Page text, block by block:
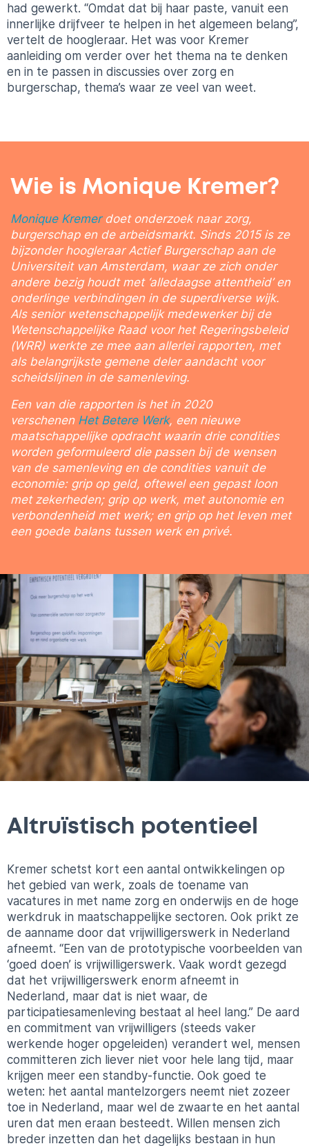
had gewerkt. “Omdat dat bij haar paste, vanuit een
innerlijke drijfveer te helpen in het algemeen belang”,
vertelt de hoogleraar. Het was voor Kremer
aanleiding om verder over het thema na te denken
en in te passen in discussies over zorg en
burgerschap, thema’s waar ze veel van weet.
Wie is Monique Kremer?
Monique Kremerdoet onderzoek naar zorg,
burgerschap en de arbeidsmarkt. Sinds 2015 is ze
bijzonder hoogleraar Actief Burgerschap aan de
Universiteit van Amsterdam, waar ze zich onder
andere bezig houdt met ‘alledaagse attentheid’ en
onderlinge verbindingen in de superdiverse wijk.
Als senior wetenschappelijk medewerker bij de
Wetenschappelijke Raad voor het Regeringsbeleid
(WRR) werkte ze mee aan allerlei rapporten, met
als belangrijkste gemene deler aandacht voor
scheidslijnen in de samenleving.
Een van die rapporten is het in 2020
verschenen Het Betere Werk, een nieuwe
maatschappelijke opdracht waarin drie condities
worden geformuleerd die passen bij de wensen
van de samenleving en de condities vanuit de
economie: grip op geld, oftewel een gepast loon
met zekerheden; grip op werk, met autonomie en
verbondenheid met werk; en grip op het leven met
een goede balans tussen werk en privé.
Altruïstisch potentieel
Kremer schetst kort een aantal ontwikkelingen op
het gebied van werk, zoals de toename van
vacatures in met name zorg en onderwijs en de hoge
werkdruk in maatschappelijke sectoren. Ook prikt ze
de aanname door dat vrijwilligerswerk in Nederland
afneemt. “Een van de prototypische voorbeelden van
‘goed doen’ is vrijwilligerswerk. Vaak wordt gezegd
dat het vrijwilligerswerk enorm afneemt in
Nederland, maar dat is niet waar, de
participatiesamenleving bestaat al heel lang.” De aard
en commitment van vrijwilligers (steeds vaker
werkende hoger opgeleiden) verandert wel, mensen
committeren zich liever niet voor hele lang tijd, maar
krijgen meer een standby-functie. Ook goed te
weten: het aantal mantelzorgers neemt niet zozeer
toe in Nederland, maar wel de zwaarte en het aantal
uren dat men eraan besteedt. Willen mensen zich
breder inzetten dan het dagelijks bestaan in hun